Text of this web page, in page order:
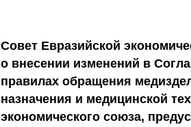
Совет Евразийской
о внесении изменений в
правилах обращения
назначения и медицинской
экономического союза,